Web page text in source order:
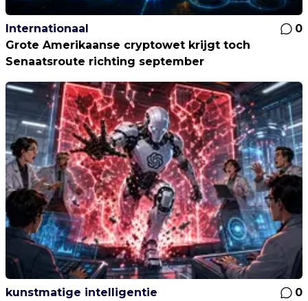
Internationaal
0
Grote Amerikaanse cryptowet krijgt toch
Senaatsroute richting september
kunstmatige intelligentie
0